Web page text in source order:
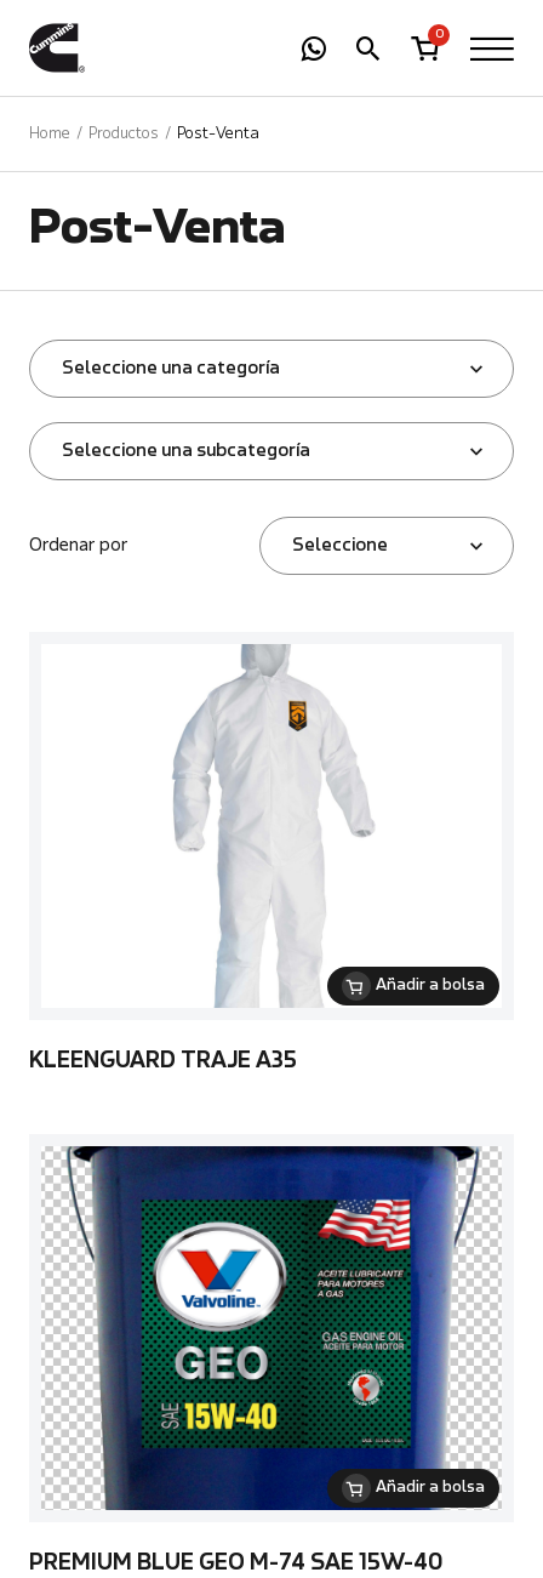
0
Home Productos Post-Venta
Post-Venta
Seleccione una categoría
Seleccione una subcategoría
Ordenar por Seleccione
Añadir a bolsa
KLEENGUARD TRAJE A35
Añadir a bolsa
PREMIUM BLUE GEO M-74 SAE 15W-40